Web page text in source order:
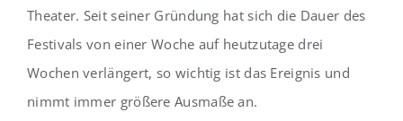
Theater. Seit seiner Gründung hat sich die Dauer des
Festivals von einer Woche auf heutzutage drei
Wochen verlängert, so wichtig ist das Ereignis und
nimmt immer größere Ausmaße an.